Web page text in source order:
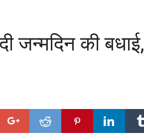
जन्मदिन की बधाई,